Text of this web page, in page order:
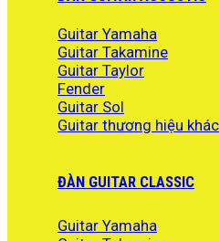
Guitar Yamaha
Guitar Takamine
Guitar Taylor
Fender
Guitar Sol
Guitar thương hiệu khác
ĐÀN GUITAR CLASSIC
Guitar Yamaha